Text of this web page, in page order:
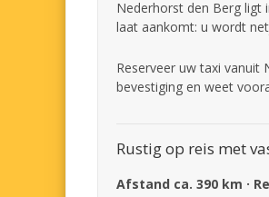
Nederhorst den Berg ligt
laat aankomt: u wordt
Reserveer uw taxi vanuit
bevestiging en weet
Rustig op reis met
Afstand ca. 390 km ·